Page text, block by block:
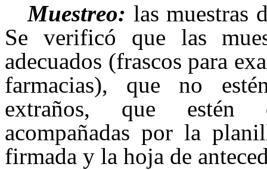
Muestreo: las muestras
Se verificó que las
adecuados (frascos para
farmacias), que no
extraños, que estén
acompañadas por la
firmada y la hoja de